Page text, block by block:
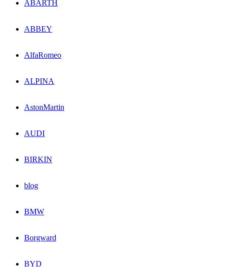
ABARTH
ABBEY
AlfaRomeo
ALPINA
AstonMartin
AUDI
BIRKIN
blog
BMW
Borgward
BYD